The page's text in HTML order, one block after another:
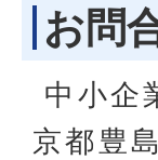
お問
中小企
京都豊